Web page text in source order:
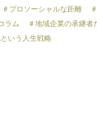
＃プロソーシャルな距離
ラム
＃地域企業の承継
いう人生戦略